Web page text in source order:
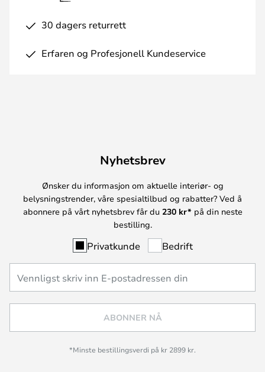
30 dagers returrett
Erfaren og Profesjonell Kundeservice
Nyhetsbrev
Ønsker du informasjon om aktuelle interiør- og
belysningstrender, våre spesialtilbud og rabatter? Ved å
abonnere på vårt nyhetsbrev får du 230 kr* på din neste
bestilling.
Privatkunde Bedrift
ABONNER NÅ
*Minste bestillingsverdi på kr 2899 kr.